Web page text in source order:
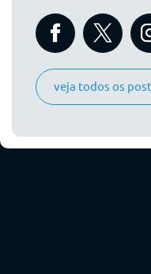
veja todos os